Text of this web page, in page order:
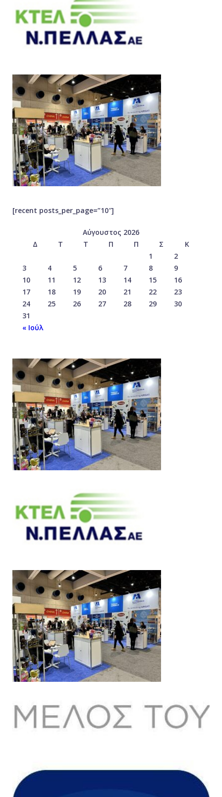
[recent posts_per_page=”10″]
Αύγουστος 2026
Δ
Τ Τ Π Π Σ
Κ
1
2
3
4 5 6 7 8
9
10
11 12 13 14 15
16
17
18 19 20 21 22
23
24
25 26 27 28 29
30
31
« Ιούλ